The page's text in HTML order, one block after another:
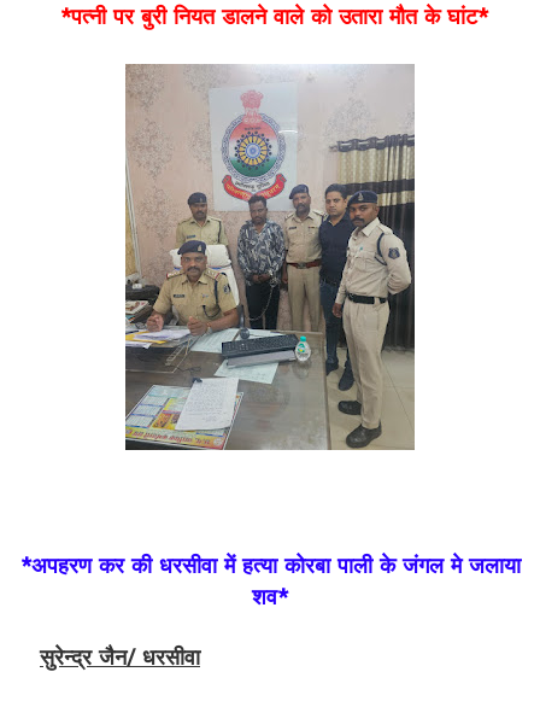
*पत्नी पर बुरी नियत डालने वाले को उतारा मौत के घांट*
*अपहरण कर की धरसीवा में हत्या कोरबा पाली के जंगल मे जलाया
शव*
सुरेन्द्र जैन/ धरसीवा